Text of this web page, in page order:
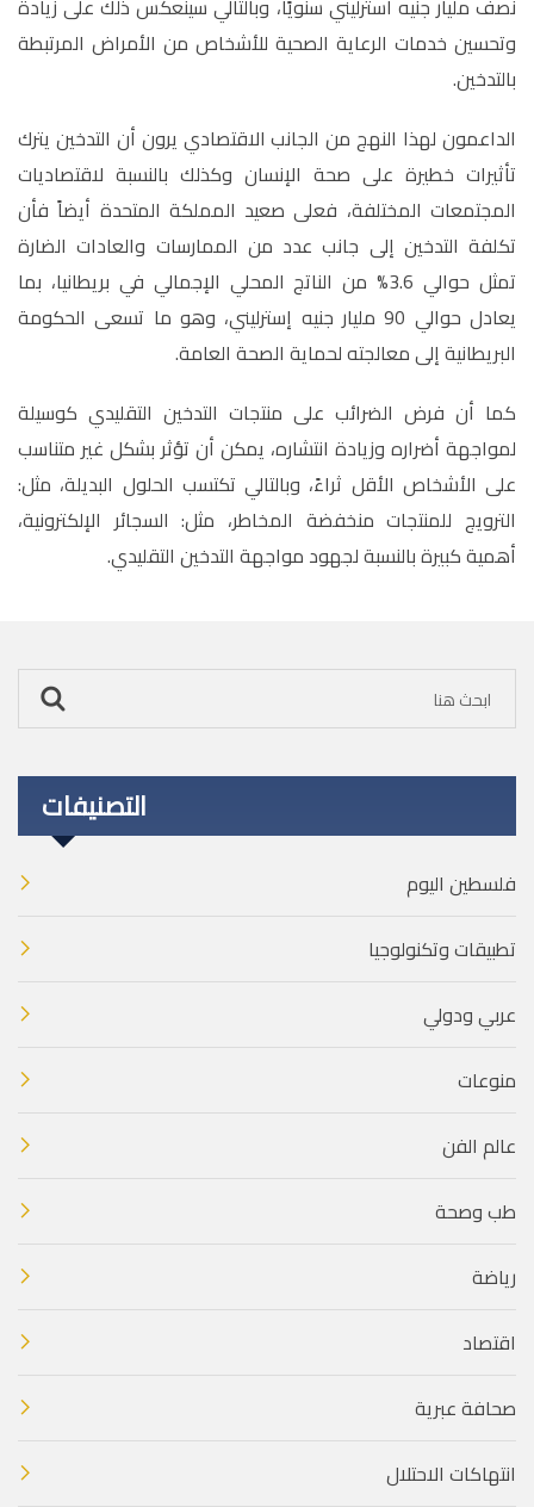
وتحسين خدمات الرعاية الصحية للأشخاص من الأمراض المرتبطة
بالتدخين.
الداعمون لهذا النهج من الجانب الاقتصادي يرون أن التدخين يترك
تأثيرات خطيرة على صحة الإنسان وكذلك بالنسبة لاقتصاديات
المجتمعات المختلفة، فعلى صعيد المملكة المتحدة أيضاً فأن
تكلفة التدخين إلى جانب عدد من الممارسات والعادات الضارة
تمثل حوالي 3.6% من الناتج المحلي الإجمالي في بريطانيا، بما
يعادل حوالي 90 مليار جنيه إسترليني، وهو ما تسعى الحكومة
البريطانية إلى معالجته لحماية الصحة العامة.
كما أن فرض الضرائب على منتجات التدخين التقليدي كوسيلة
لمواجهة أضراره وزيادة انتشاره، يمكن أن تؤثر بشكل غير متناسب
على الأشخاص الأقل ثراءً، وبالتالي تكتسب الحلول البديلة، مثل:
الترويج للمنتجات منخفضة المخاطر، مثل: السجائر الإلكترونية،
أهمية كبيرة بالنسبة لجهود مواجهة التدخين التقليدي.
التصنيفات
فلسطين اليوم
تطبيقات وتكنولوجيا
عربي ودولي
منوعات
عالم الفن
طب وصحة
رياضة
اقتصاد
صحافة عبرية
انتهاكات الاحتلال